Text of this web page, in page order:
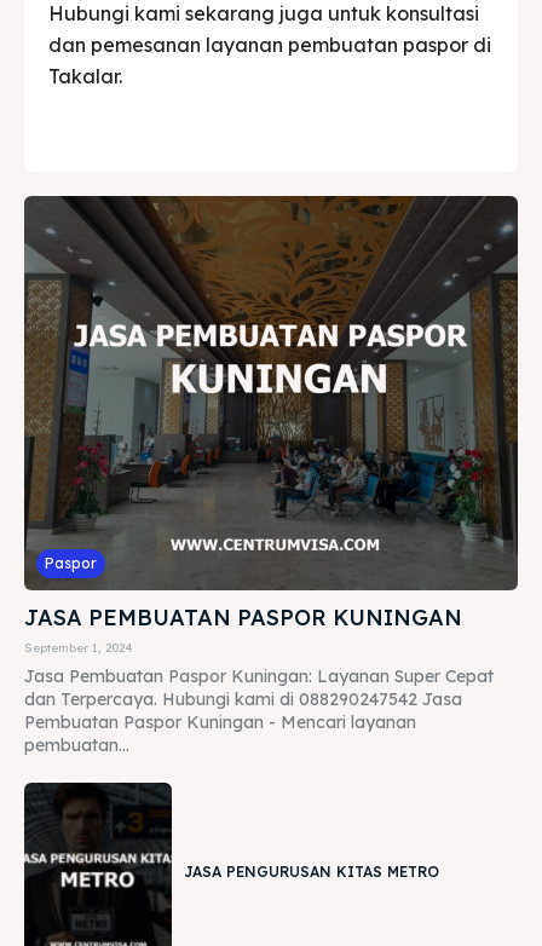
Hubungi kami sekarang juga untuk konsultasi
dan pemesanan layanan pembuatan paspor di
Takalar.
Paspor
JASA PEMBUATAN PASPOR KUNINGAN
September 1, 2024
Jasa Pembuatan Paspor Kuningan: Layanan Super Cepat
dan Terpercaya. Hubungi kami di 088290247542 Jasa
Pembuatan Paspor Kuningan - Mencari layanan
pembuatan...
JASA PENGURUSAN KITAS METRO